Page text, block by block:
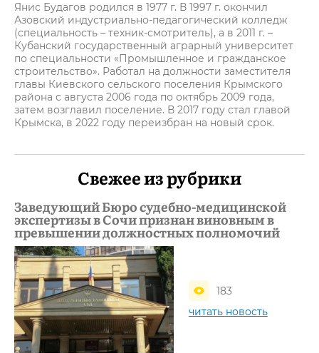
Янис Будагов родился в 1977 г. В 1997 г. окончил
Азовский индустриально-педагогический колледж
(специальность – техник-смотритель), а в 2011 г. –
Кубанский государственный аграрный университет
по специальности «Промышленное и гражданское
строительство». Работал на должности заместителя
главы Киевского сельского поселения Крымского
района с августа 2006 года по октябрь 2009 года,
затем возглавил поселение. В 2017 году стал главой
Крымска, в 2022 году переизбран на новый срок.
Свежее из рубрики
Заведующий Бюро судебно-медицинской
экспертизы в Сочи признан виновным в
превышении должностных полномочий
183
читать новость